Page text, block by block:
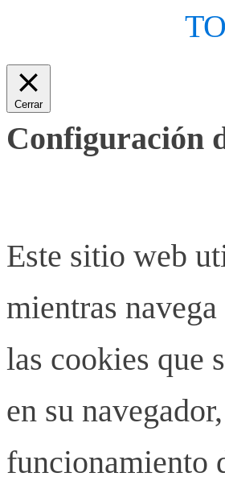
Cerrar
Configuración
Este sitio web
mientras
las cookies que
en su
funcionamiento